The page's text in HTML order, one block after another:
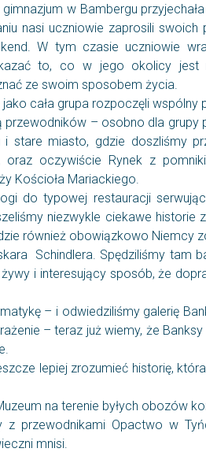
w Bambergu
nasi uczniowie zaprosili
W tym czasie uczniowie
to, co w jego okolicy jest
ze swoim sposobem życia.
jako cała grupa rozpoczęli wspólny
przewodników – osobno dla grupy
i stare miasto, gdzie doszliśmy
oraz oczywiście Rynek z
Kościoła Mariackiego.
do typowej restauracji
niezwykle ciekawe
również obowiązkowo Niemcy
Schindlera. Spędziliśmy tam
i interesujący sposób, że
– i odwiedziliśmy galerię
– teraz już wiemy, że
lepiej zrozumieć historię,
na terenie byłych obozów
przewodnikami Opactwo w
mnisi.